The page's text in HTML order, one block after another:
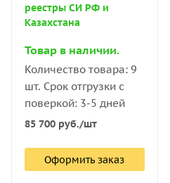
реестры СИ РФ и
Казахстана
Товар в наличии.
Количество товара: 9
шт. Срок отгрузки с
поверкой: 3-5 дней
85 700 руб./шт
Оформить заказ